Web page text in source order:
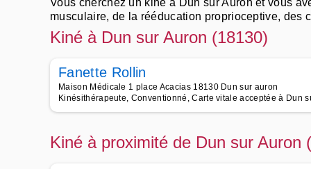
Vous cherchez un kiné à Dun sur Auron et vous
musculaire, de la rééducation proprioceptive, des
Trouvez un bon kiné pres de chez soi pour faire
périnéale.
cardiaque, de la kinésithérapie respiratoire, de la
Kiné à Dun sur Auron (18130)
Fanette Rollin
Maison Médicale 1 place Acacias 18130 Dun sur auron
Kinésithérapeute, Conventionné, Carte vitale acceptée à Dun
Kiné à proximité de Dun sur Auron